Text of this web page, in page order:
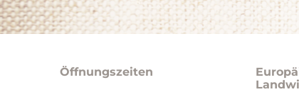
Öffnungszeiten